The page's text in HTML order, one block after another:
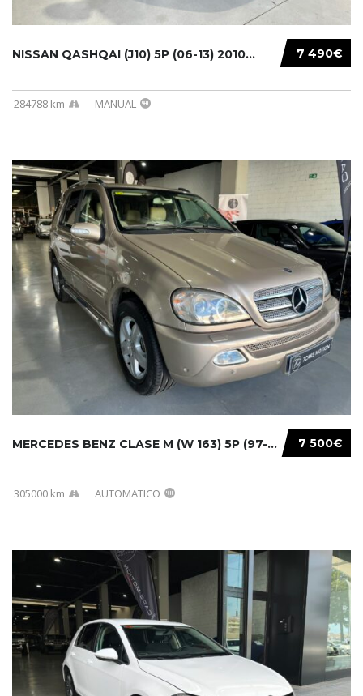
7 490€
NISSAN QASHQAI (J10) 5P (06-13) 2010...
284788 km MANUAL
7 500€
MERCEDES BENZ CLASE M (W 163) 5P (97-05) 200...
305000 km AUTOMATICO